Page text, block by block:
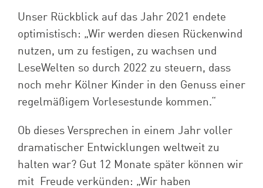
Unser Rückblick auf das Jahr 2021 endete
optimistisch: „Wir werden diesen Rückenwind
nutzen, um zu festigen, zu wachsen und
LeseWelten so durch 2022 zu steuern, dass
noch mehr Kölner Kinder in den Genuss einer
regelmäßigem Vorlesestunde kommen.“
Ob dieses Versprechen in einem Jahr voller
dramatischer Entwicklungen weltweit zu
halten war? Gut 12 Monate später können wir
mit Freude verkünden: „Wir haben